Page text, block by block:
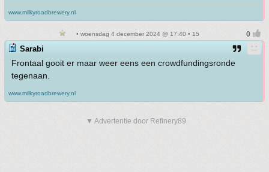
www.milkyroadbrewery.nl
• woensdag 4 december 2024 @ 17:40 • 15
Sarabi
Frontaal gooit er maar weer eens een crowdfundingsronde
tegenaan.
www.milkyroadbrewery.nl
▼ Advertentie door Refinery89